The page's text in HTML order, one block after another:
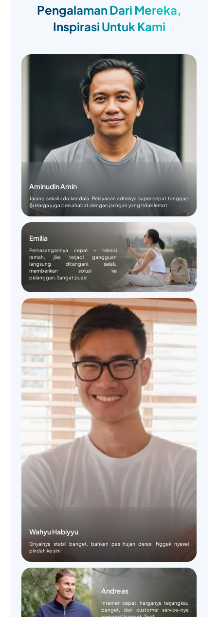
Pengalaman Dari Mereka,
Inspirasi Untuk Kami
Aminudin Amin
Jarang sekali ada kendala. Pelayanan adminya super cepat tanggap
👍 Harga juga bersahabat dengan jaringan yang tidak lemot
Emilia
Pemasangannya cepat + teknisi
ramah, jika terjadi gangguan
langsung ditangani, selalu
memberikan solusi ke
pelanggan.Sangat puas!
Wahyu Habiyyu
Sinyalnya stabil banget, bahkan pas hujan deras. Nggak nyesel
pindah ke sini!
Andreas
Internet cepat, harganya terjangkau
banget, dan customer service-nya